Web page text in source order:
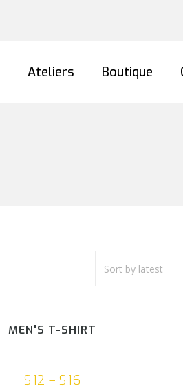
Ateliers Boutique
MEN'S T-SHIRT
$12 –$16